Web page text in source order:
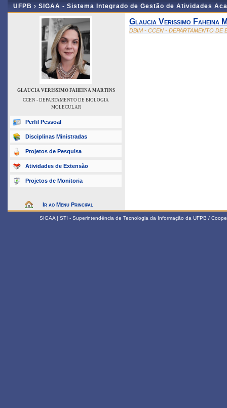
UFPB › SIGAA - Sistema Integrado de Gestão de Atividades
GLAUCIA VERISSIMO FAHEINA MARTINS
CCEN - DEPARTAMENTO DE BIOLOGIA
MOLECULAR
Perfil Pessoal
Disciplinas Ministradas
Projetos de Pesquisa
Atividades de Extensão
Projetos de Monitoria
Ir ao Menu Principal
Glaucia Verissimo Faheina
DBIM - CCEN - DEPARTAMENTO DE
SIGAA | STI - Superintendência de Tecnologia da Informação da UFPB /